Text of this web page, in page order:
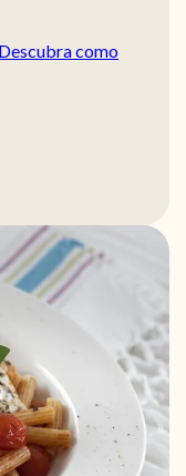
como